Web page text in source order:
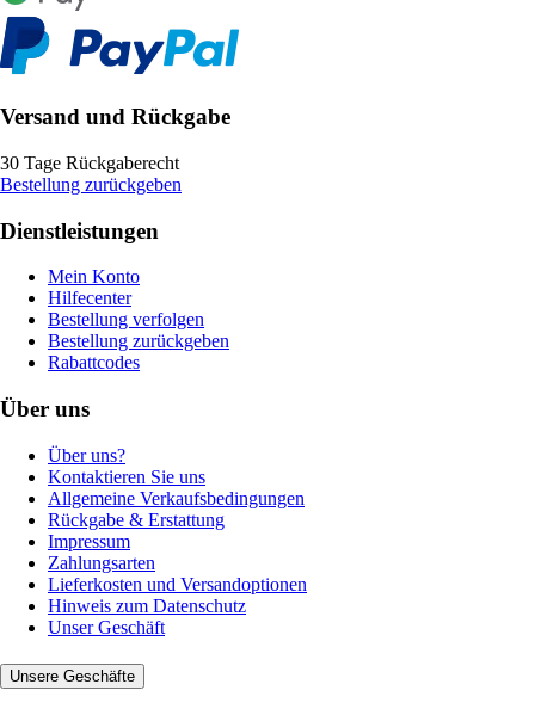
Versand und Rückgabe
30 Tage Rückgaberecht
Bestellung zurückgeben
Dienstleistungen
Mein Konto
Hilfecenter
Bestellung verfolgen
Bestellung zurückgeben
Rabattcodes
Über uns
Über uns?
Kontaktieren Sie uns
Allgemeine Verkaufsbedingungen
Rückgabe & Erstattung
Impressum
Zahlungsarten
Lieferkosten und Versandoptionen
Hinweis zum Datenschutz
Unser Geschäft
Unsere Geschäfte